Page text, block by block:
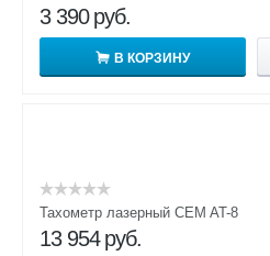
3 390 руб.
В КОРЗИНУ
Тахометр лазерный CEM AT-8
13 954 руб.